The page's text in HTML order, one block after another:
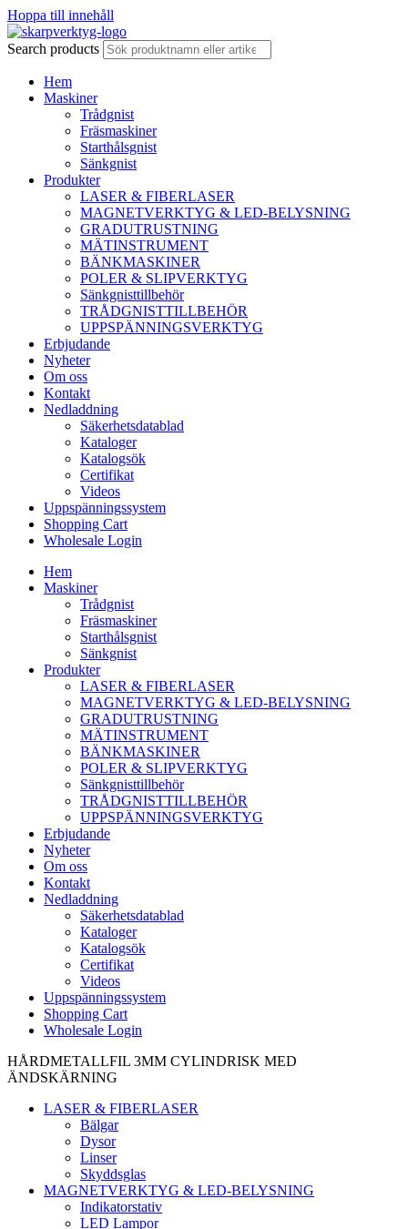
Hoppa till innehåll
Search products
Hem
Maskiner
Trådgnist
Fräsmaskiner
Starthålsgnist
Sänkgnist
Produkter
LASER & FIBERLASER
MAGNETVERKTYG & LED-BELYSNING
GRADUTRUSTNING
MÄTINSTRUMENT
BÄNKMASKINER
POLER & SLIPVERKTYG
Sänkgnisttillbehör
TRÅDGNISTTILLBEHÖR
UPPSPÄNNINGSVERKTYG
Erbjudande
Nyheter
Om oss
Kontakt
Nedladdning
Säkerhetsdatablad
Kataloger
Katalogsök
Certifikat
Videos
Uppspänningssystem
Shopping Cart
Wholesale Login
Hem
Maskiner
Trådgnist
Fräsmaskiner
Starthålsgnist
Sänkgnist
Produkter
LASER & FIBERLASER
MAGNETVERKTYG & LED-BELYSNING
GRADUTRUSTNING
MÄTINSTRUMENT
BÄNKMASKINER
POLER & SLIPVERKTYG
Sänkgnisttillbehör
TRÅDGNISTTILLBEHÖR
UPPSPÄNNINGSVERKTYG
Erbjudande
Nyheter
Om oss
Kontakt
Nedladdning
Säkerhetsdatablad
Kataloger
Katalogsök
Certifikat
Videos
Uppspänningssystem
Shopping Cart
Wholesale Login
HÅRDMETALLFIL 3MM CYLINDRISK MED
ÄNDSKÄRNING
LASER & FIBERLASER
Bälgar
Dysor
Linser
Skyddsglas
MAGNETVERKTYG & LED-BELYSNING
Indikatorstativ
LED Lampor